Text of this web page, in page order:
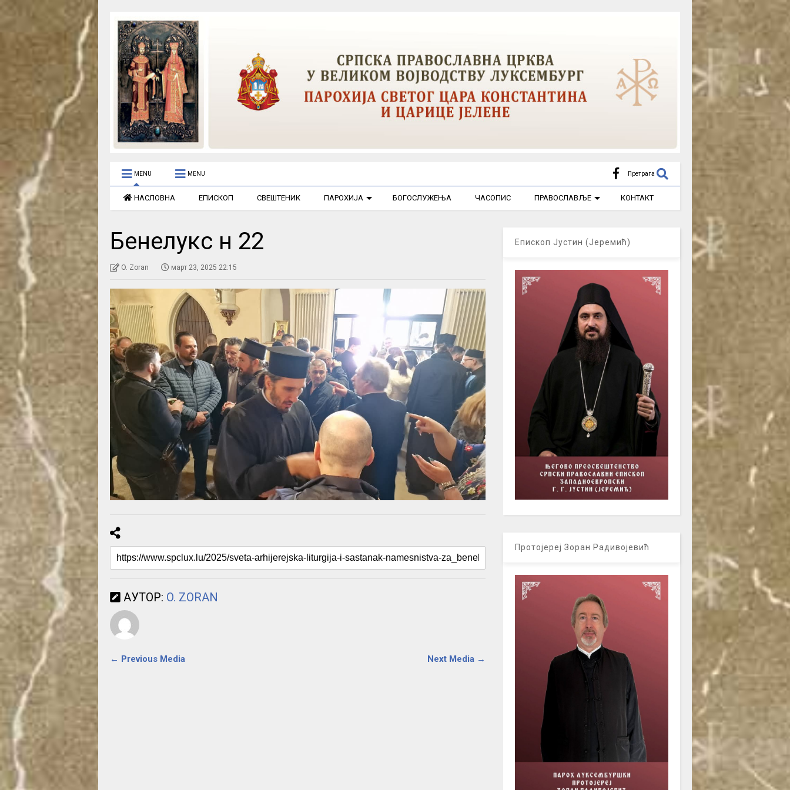
MENU MENU Претрага
НАСЛОВНА ЕПИСКОП СВЕШТЕНИК ПАРОХИЈА БОГОСЛУЖЕЊА ЧАСОПИС ПРАВОСЛАВЉЕ КОНТАКТ
Бенелукс н 22
O. Zoran март 23, 2025 22:15
АУТОР: O. ZORAN
← Previous Media Next Media →
Епископ Јустин (Јеремић)
Протојереј Зоран Радивојевић